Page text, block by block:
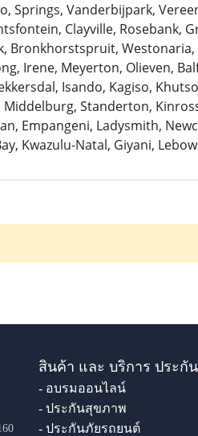
Springs, Vanderbijpark,
Clayville, Rosebank,
Bronkhorstspruit,
Irene, Meyerton, Olieven,
Isando, Kagiso,
Standerton,
Empangeni, Ladysmith,
Kwazulu-Natal, Giyani,
สินค้า และ บริการ ประกั
- อบรมออนไลน์
- ประกันสุขภาพ
- ประกันภัยรถยนต์